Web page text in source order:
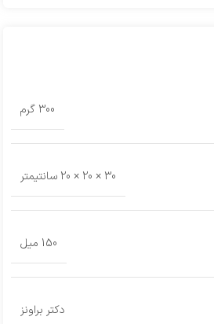
300 گرم
30 × 20 × 20 سانتیمتر
150 میل
دکتر براونز